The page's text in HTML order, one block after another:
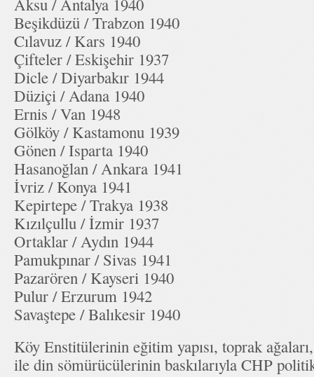
Aksu / Antalya 1940
Beşikdüzü / Trabzon 1940
Cılavuz / Kars 1940
Çifteler / Eskişehir 1937
Dicle / Diyarbakır 1944
Düziçi / Adana 1940
Ernis / Van 1948
Gölköy / Kastamonu 1939
Gönen / Isparta 1940
Hasanoğlan / Ankara 1941
İvriz / Konya 1941
Kepirtepe / Trakya 1938
Kızılçullu / İzmir 1937
Ortaklar / Aydın 1944
Pamukpınar / Sivas 1941
Pazarören / Kayseri 1940
Pulur / Erzurum 1942
Savaştepe / Balıkesir 1940
Köy Enstitülerinin eğitim yapısı, toprak
ile din sömürücülerinin baskılarıyla CHP